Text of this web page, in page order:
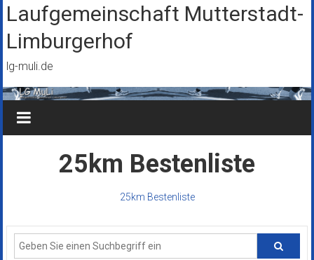
Zum
Inhalt
springen
Laufgemeinschaft Mutterstadt-
Limburgerhof
lg-muli.de
25km Bestenliste
25km Bestenliste